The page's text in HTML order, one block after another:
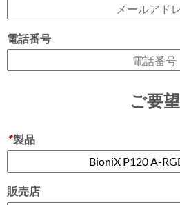
電話番号
ご要望
*製品
販売店